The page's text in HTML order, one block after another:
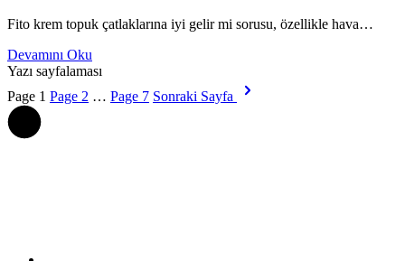
Fito krem topuk çatlaklarına iyi gelir mi sorusu, özellikle hava…
Devamını Oku
Yazı sayfalaması
Page 1 Page 2 … Page 7 Sonraki Sayfa